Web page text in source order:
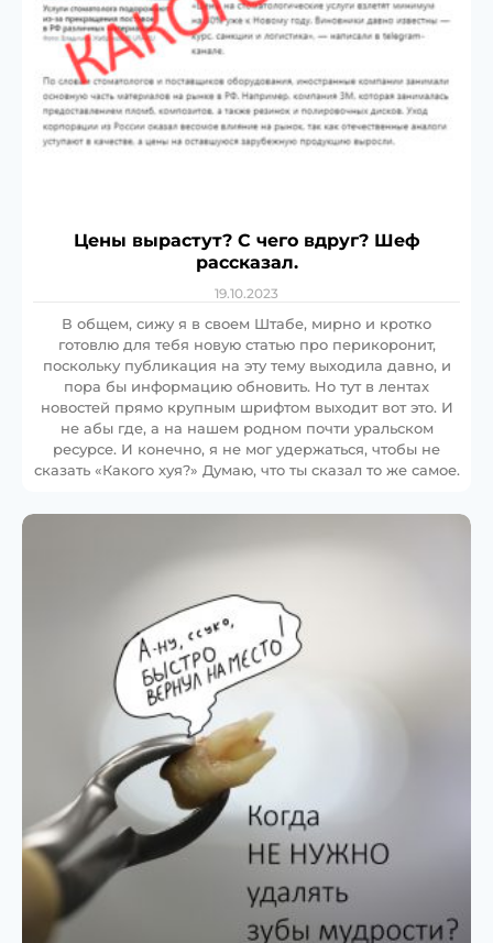
Цены вырастут? С чего вдруг? Шеф
рассказал.
19.10.2023
В общем, сижу я в своем Штабе, мирно и кротко
готовлю для тебя новую статью про перикоронит,
поскольку публикация на эту тему выходила давно, и
пора бы информацию обновить. Но тут в лентах
новостей прямо крупным шрифтом выходит вот это. И
не абы где, а на нашем родном почти уральском
ресурсе. И конечно, я не мог удержаться, чтобы не
сказать «Какого хуя?» Думаю, что ты сказал то же самое.